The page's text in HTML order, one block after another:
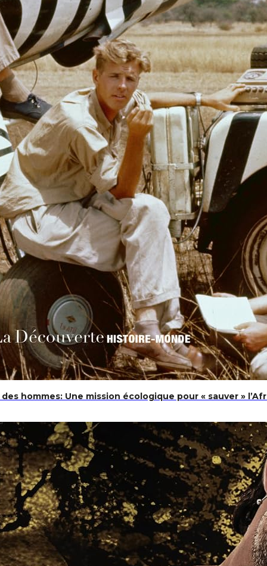
hommes: Une mission écologique pour « sauver »